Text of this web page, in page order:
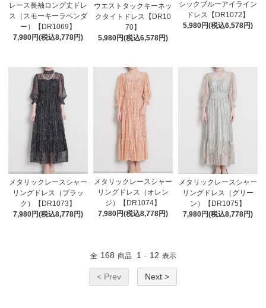
レース長袖ロング丈ドレ
ス（スモーキーラベンダ
ー）【DR1069】
7,980円(税込8,778円)
ウエストタックキーネッ
クタイトドレス【DR10
70】
5,980円(税込6,578円)
シックブルーアイライン
ドレス【DR1072】
5,980円(税込6,578円)
メタリックレースシャー
リングドレス（ブラッ
ク）【DR1073】
7,980円(税込8,778円)
メタリックレースシャー
リングドレス（オレン
ジ）【DR1074】
7,980円(税込8,778円)
メタリックレースシャー
リングドレス（グリー
ン）【DR1075】
7,980円(税込8,778円)
全 168 商品 1 - 12 表示
< Prev Next >